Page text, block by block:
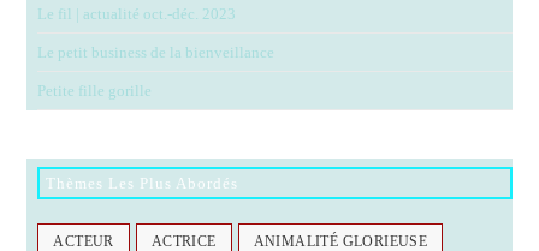
Le fil | actualité oct.-déc. 2023
Le petit business de la bienveillance
Petite fille gorille
Thèmes Les Plus Abordés
ACTEUR ACTRICE ANIMALITÉ GLORIEUSE